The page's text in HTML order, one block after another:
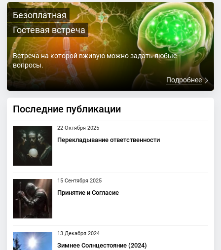
Безоплатная
Гостевая встреча
Встреча на которой вживую можно задать любые
вопросы.
Подробнее
Последние публикации
22 Октября 2025
Перекладывание ответственности
15 Сентября 2025
Принятие и Согласие
13 Декабря 2024
Зимнее Солнцестояние (2024)